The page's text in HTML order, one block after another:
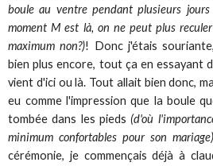
boule au ventre pendant plusieurs
moment M est là, on ne peut plus
maximum non?)! Donc j'étais
bien plus encore, tout ça en essayant
vient d'ici ou là. Tout allait bien donc,
eu comme l'impression que la boule
tombée dans les pieds (d'où
minimum confortables pour son
cérémonie, je commençais déjà à